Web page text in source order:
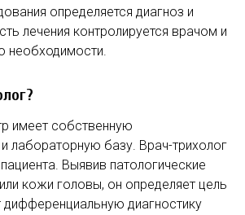
определяется диагноз и
лечения контролируется врачом и
необходимости.
имеет собственную
лабораторную базу. Врач-трихолог
Выявив патологические
кожи головы, он определяет цель
дифференциальную диагностику